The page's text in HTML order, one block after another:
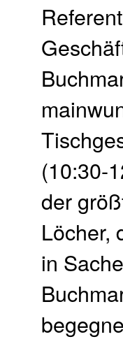
(10:30-
der
Löcher,
in